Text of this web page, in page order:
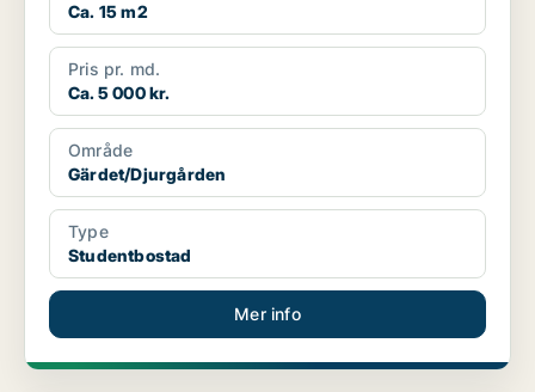
Ca. 15 m2
Pris pr. md.
Ca. 5 000 kr.
Område
Gärdet/Djurgården
Type
Studentbostad
Mer info